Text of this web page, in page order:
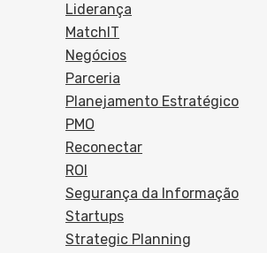
Liderança
MatchIT
Negócios
Parceria
Planejamento Estratégico
PMO
Reconectar
ROI
Segurança da Informação
Startups
Strategic Planning